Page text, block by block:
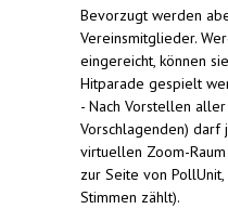
Bevorzugt werden
Vereinsmitglieder.
eingereicht, können
Hitparade gespielt
- Nach Vorstellen
Vorschlagenden) darf
virtuellen Zoom-
zur Seite von
Stimmen zählt).